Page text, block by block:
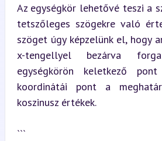
Az egységkör lehetővé teszi a
tetszőleges szögekre való
szöget úgy képzelünk el, hogy
x-tengellyel bezárva
egységkörön keletkező
koordinátái pont a
koszinusz értékek.
```